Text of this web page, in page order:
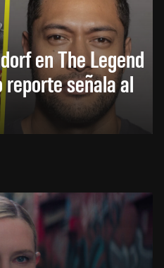
en The Legend
reporte señala al